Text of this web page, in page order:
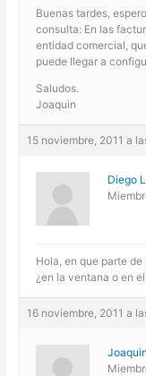
Buenas tardes,
consulta: En las
entidad comercial,
puede llegar a
Saludos.
Joaquin
15 noviembre, 2011 a
Diego
Hola, en que parte
¿en la ventana o en
16 noviembre, 2011 a
Joaquin